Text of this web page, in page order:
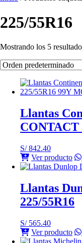
225/55R16
Mostrando los 5
Llantas
CONTACT
S/842.40
Ver producto
Llantas
225/55R16
S/565.40
Ver producto